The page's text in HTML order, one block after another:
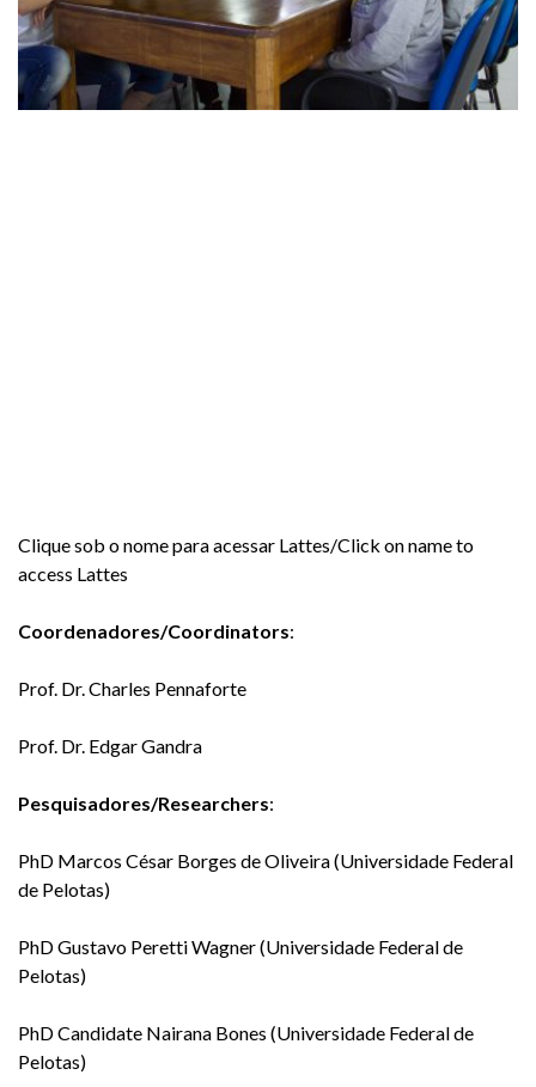
Clique sob o nome para acessar Lattes/Click on name to
access Lattes
Coordenadores/Coordinators:
Prof. Dr. Charles Pennaforte
Prof. Dr. Edgar Gandra
Pesquisadores/Researchers:
PhD Marcos César Borges de Oliveira (Universidade Federal
de Pelotas)
PhD Gustavo Peretti Wagner (Universidade Federal de
Pelotas)
PhD Candidate Nairana Bones (Universidade Federal de
Pelotas)